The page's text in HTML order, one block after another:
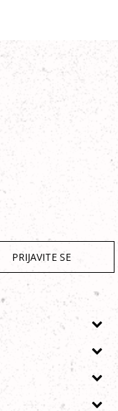
PRIJAVITE SE